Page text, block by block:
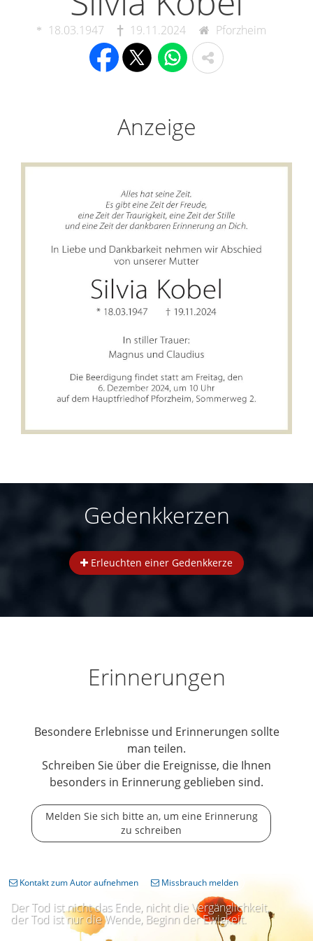
18.03.1947 19.11.2024 Pforzheim
Anzeige
Gedenkkerzen
Erleuchten einer Gedenkkerze
Erinnerungen
Besondere Erlebnisse und Erinnerungen sollte
man teilen.
Schreiben Sie über die Ereignisse, die Ihnen
besonders in Erinnerung geblieben sind.
Melden Sie sich bitte an, um eine Erinnerung
zu schreiben
Der Tod ist nicht das Ende, nicht die Vergänglichkeit,
der Tod ist nur die Wende, Beginn der Ewigkeit.
Kontakt zum Autor aufnehmen Missbrauch melden